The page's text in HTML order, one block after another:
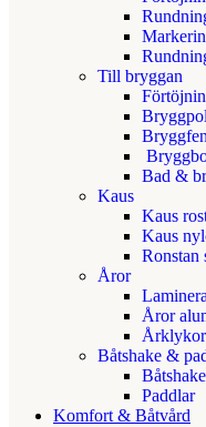
Till bryggan
Bad &
Kaus
Kaus
Kaus
Ronstan
Åror
Åror
Båtshake &
Båtshake
Paddlar
Komfort & Båtvård